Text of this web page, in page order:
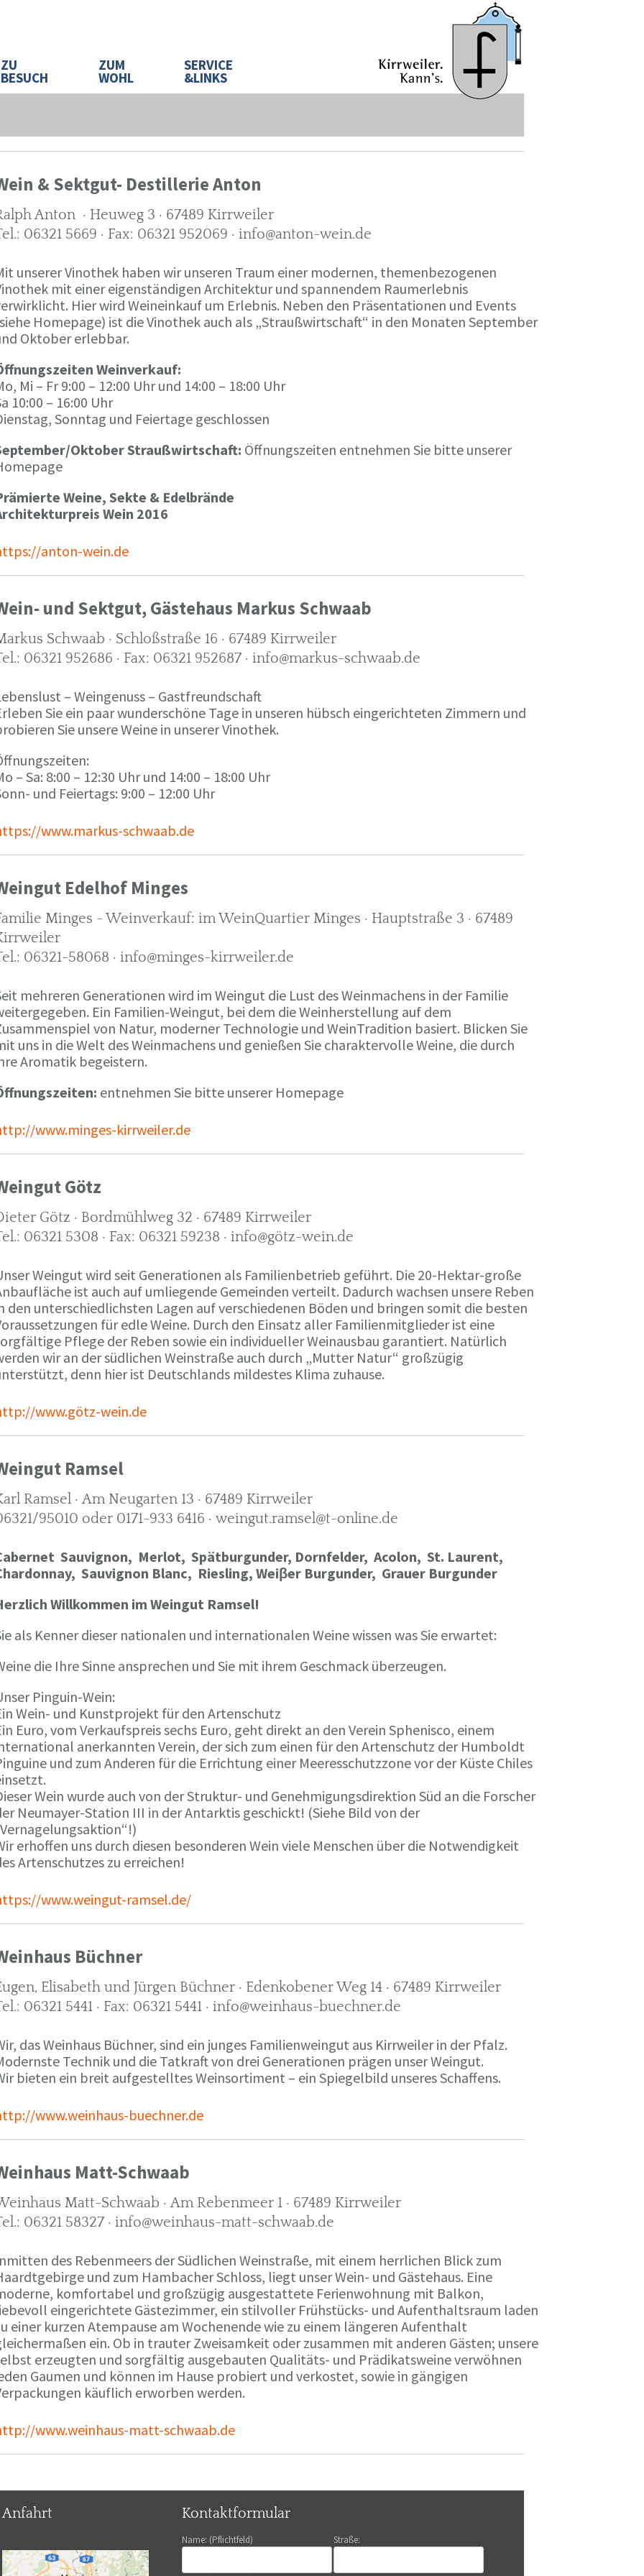
ZU
BESUCH
ZUM
WOHL
SERVICE
&LINKS
& Sektgut- Destillerie Anton
Anton · Heuweg 3 · 67489 Kirrweiler
06321 5669 · Fax: 06321 952069 · info@anton-wein.de
unserer Vinothek haben wir unseren Traum einer modernen, themenbezogenen
mit einer eigenständigen Architektur und spannendem Raumerlebnis
Hier wird Weineinkauf um Erlebnis. Neben den Präsentationen und Events
Homepage) ist die Vinothek auch als „Straußwirtschaft“ in den Monaten September
Oktober erlebbar.
Weinverkauf:
Mi – Fr 9:00 – 12:00 Uhr und 14:00 – 18:00 Uhr
10:00 – 16:00 Uhr
Sonntag und Feiertage geschlossen
Oktober Straußwirtschaft: Öffnungszeiten entnehmen Sie bitte unserer
Weine, Sekte & Edelbrände
Wein 2016
anton-wein.de
und Sektgut, Gästehaus Markus Schwaab
Schwaab · Schloßstraße 16 · 67489 Kirrweiler
06321 952686 · Fax: 06321 952687 · info@markus-schwaab.de
– Weingenuss – Gastfreundschaft
Sie ein paar wunderschöne Tage in unseren hübsch eingerichteten Zimmern und
Sie unsere Weine in unserer Vinothek.
– Sa: 8:00 – 12:30 Uhr und 14:00 – 18:00 Uhr
und Feiertags: 9:00 – 12:00 Uhr
www.markus-schwaab.de
Edelhof Minges
Minges - Weinverkauf: im WeinQuartier Minges · Hauptstraße 3 · 67489
06321-58068 · info@minges-kirrweiler.de
mehreren Generationen wird im Weingut die Lust des Weinmachens in der Familie
Ein Familien-Weingut, bei dem die Weinherstellung auf dem
von Natur, moderner Technologie und WeinTradition basiert. Blicken Sie
uns in die Welt des Weinmachens und genießen Sie charaktervolle Weine, die durch
Aromatik begeistern.
entnehmen Sie bitte unserer Homepage
www.minges-kirrweiler.de
Götz
Götz · Bordmühlweg 32 · 67489 Kirrweiler
06321 5308 · Fax: 06321 59238 · info@götz-wein.de
Weingut wird seit Generationen als Familienbetrieb geführt. Die 20-Hektar-große
ist auch auf umliegende Gemeinden verteilt. Dadurch wachsen unsere Reben
den unterschiedlichsten Lagen auf verschiedenen Böden und bringen somit die besten
für edle Weine. Durch den Einsatz aller Familienmitglieder ist eine
Pflege der Reben sowie ein individueller Weinausbau garantiert. Natürlich
wir an der südlichen Weinstraße auch durch „Mutter Natur“ großzügig
denn hier ist Deutschlands mildestes Klima zuhause.
www.götz-wein.de
Ramsel
Ramsel · Am Neugarten 13 · 67489 Kirrweiler
95010 oder 0171-933 6416 · weingut.ramsel@t-online.de
Sauvignon, Merlot, Spätburgunder, Dornfelder, Acolon, St. Laurent,
Sauvignon Blanc, Riesling, Weiβer Burgunder, Grauer Burgunder
Willkommen im Weingut Ramsel!
als Kenner dieser nationalen und internationalen Weine wissen was Sie erwartet:
die Ihre Sinne ansprechen und Sie mit ihrem Geschmack überzeugen.
Pinguin-Wein:
Wein- und Kunstprojekt für den Artenschutz
Euro, vom Verkaufspreis sechs Euro, geht direkt an den Verein Sphenisco, einem
anerkannten Verein, der sich zum einen für den Artenschutz der Humboldt
und zum Anderen für die Errichtung einer Meeresschutzzone vor der Küste Chiles
Wein wurde auch von der Struktur- und Genehmigungsdirektion Süd an die Forscher
Neumayer-Station III in der Antarktis geschickt! (Siehe Bild von der
erhoffen uns durch diesen besonderen Wein viele Menschen über die Notwendigkeit
Artenschutzes zu erreichen!
www.weingut-ramsel.de/
Büchner
Elisabeth und Jürgen Büchner · Edenkobener Weg 14 · 67489 Kirrweiler
06321 5441 · Fax: 06321 5441 · info@weinhaus-buechner.de
das Weinhaus Büchner, sind ein junges Familienweingut aus Kirrweiler in der Pfalz.
Technik und die Tatkraft von drei Generationen prägen unser Weingut.
bieten ein breit aufgestelltes Weinsortiment – ein Spiegelbild unseres Schaffens.
www.weinhaus-buechner.de
Matt-Schwaab
Matt-Schwaab · Am Rebenmeer 1 · 67489 Kirrweiler
06321 58327 · info@weinhaus-matt-schwaab.de
des Rebenmeers der Südlichen Weinstraße, mit einem herrlichen Blick zum
und zum Hambacher Schloss, liegt unser Wein- und Gästehaus. Eine
komfortabel und großzügig ausgestattete Ferienwohnung mit Balkon,
eingerichtete Gästezimmer, ein stilvoller Frühstücks- und Aufenthaltsraum laden
einer kurzen Atempause am Wochenende wie zu einem längeren Aufenthalt
ein. Ob in trauter Zweisamkeit oder zusammen mit anderen Gästen; unsere
erzeugten und sorgfältig ausgebauten Qualitäts- und Prädikatsweine verwöhnen
Gaumen und können im Hause probiert und verkostet, sowie in gängigen
käuflich erworben werden.
www.weinhaus-matt-schwaab.de
Anfahrt Kontaktformular
Name: (Pflichtfeld) Straße: